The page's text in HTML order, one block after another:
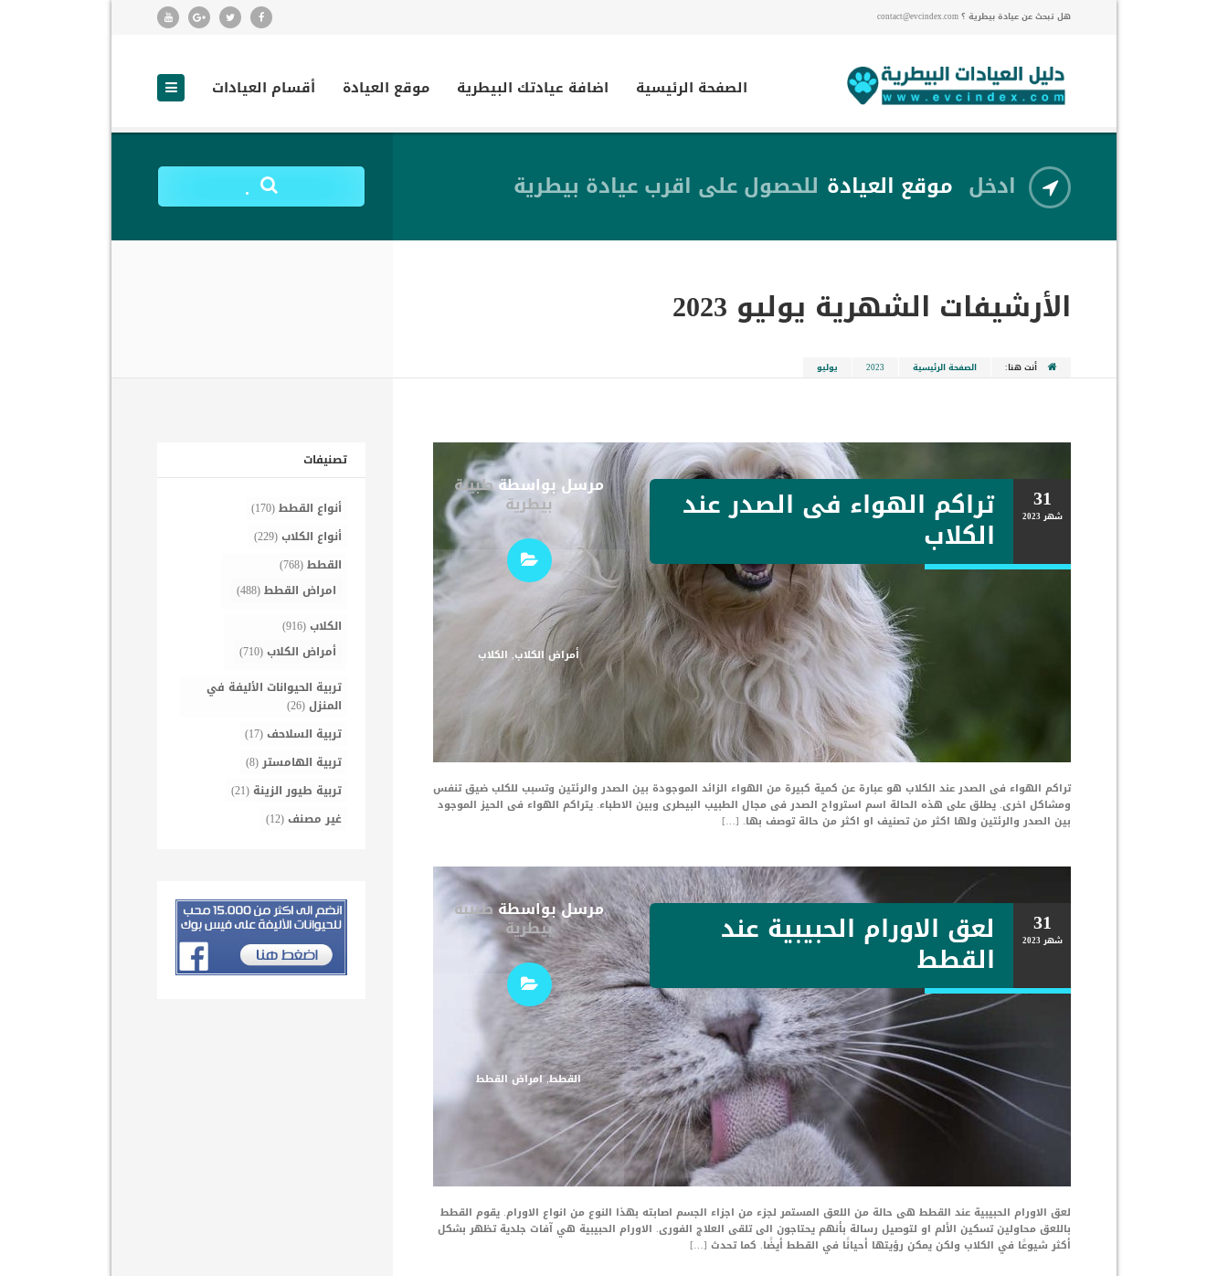
هل تبحث عن عيادة بيطرية ؟ contact@evcindex.com
الصفحة الرئيسية اضافة عيادتك البيطرية موقع العيادة أقسام العيادات
ادخل موقع العيادة للحصول على اقرب عيادة بيطرية .
الأرشيفات الشهرية يوليو 2023
أنت هنا: الصفحة الرئيسية 2023 يوليو
31
شهر2023 تراكم الهواء فى الصدر عند
الكلاب
مرسل بواسطةطبيبة
بيطرية
أمراض الكلاب, الكلاب
تراكم الهواء فى الصدر عند الكلاب هو عبارة عن كمية كبيرة من الهواء الزائد الموجودة بين الصدر والرئتين وتسبب للكلب ضيق تنفس
ومشاكل اخرى. يطلق على هذه الحالة اسم استرواح الصدر فى مجال الطبيب البيطرى وبين الاطباء. يتراكم الهواء فى الحيز الموجود
بين الصدر والرئتين ولها اكثر من تصنيف او اكثر من حالة توصف بها. […]
31
شهر2023 لعق الاورام الحبيبية عند
القطط
مرسل بواسطةطبيبة
بيطرية
القطط,امراض القطط
لعق الاورام الحبيبية عند القطط هى حالة من اللعق المستمر لجزء من اجزاء الجسم اصابته بهذا النوع من انواع الاورام. يقوم القطط
باللعق محاولين تسكين الألم او لتوصيل رسالة بأنهم يحتاجون الى تلقى العلاج الفورى. الاورام الحبيبية هي آفات جلدية تظهر بشكل
أكثر شيوعًا في الكلاب ولكن يمكن رؤيتها أحيانًا في القطط أيضًا. كما تحدث […]
تصنيفات
أنواع القطط(170)
أنواع الكلاب(229)
القطط(768)
امراض القطط(488)
الكلاب(916)
أمراض الكلاب(710)
تربية الحيوانات الأليفة في
المنزل(26)
تربية السلاحف(17)
تربية الهامستر(8)
تربية طيور الزينة (21)
غير مصنف(12)